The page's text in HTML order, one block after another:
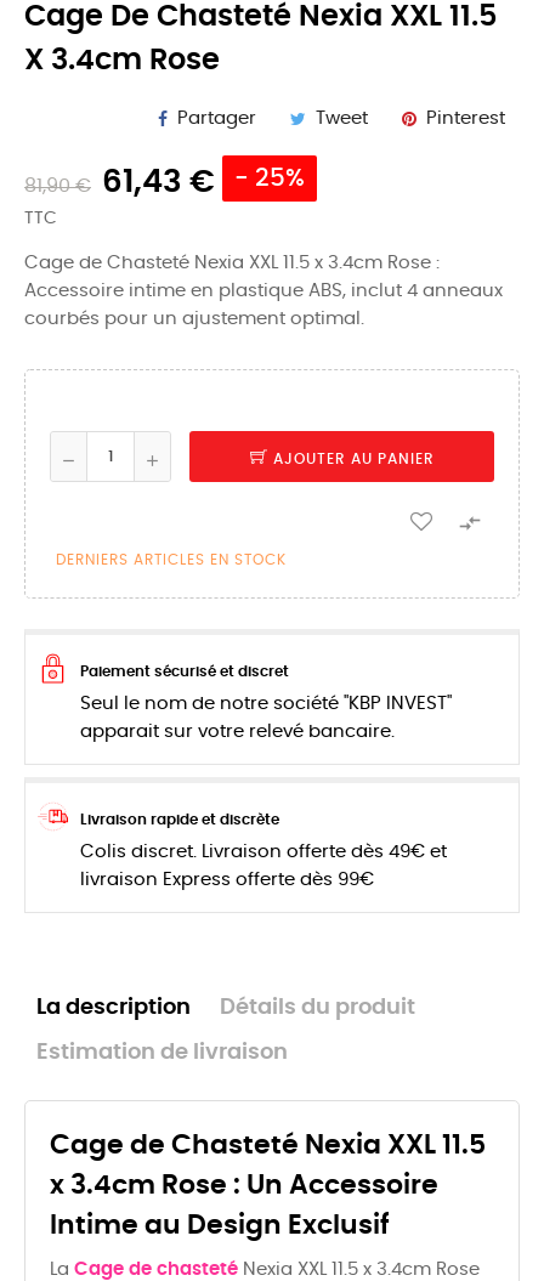
Cage De Chasteté Nexia XXL 11.5
X 3.4cm Rose
Partager Tweet Pinterest
81,90 € 61,43 € - 25%
TTC
Cage de Chasteté Nexia XXL 11.5 x 3.4cm Rose :
Accessoire intime en plastique ABS, inclut 4 anneaux
courbés pour un ajustement optimal.
AJOUTER AU PANIER

DERNIERS ARTICLES EN STOCK
Paiement sécurisé et discret
Seul le nom de notre société "KBP INVEST"
apparait sur votre relevé bancaire.
Livraison rapide et discrète
Colis discret. Livraison offerte dès 49€ et
livraison Express offerte dès 99€
La description Détails du produit
Estimation de livraison
Cage de Chasteté Nexia XXL 11.5
x 3.4cm Rose : Un Accessoire
Intime au Design Exclusif
La Cage de chasteté Nexia XXL 11.5 x 3.4cm Rose